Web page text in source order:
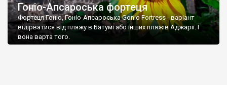
Гоніо-Апсароська фортеця
Фортеця Гоніо, Гоніо-Апсароська Gonio Fortress - варіант
відірватися від пляжу в Батумі або інших пляжів Аджарії. І
вона варта того.